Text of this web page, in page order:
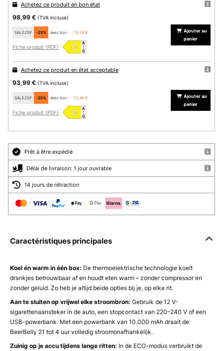
Achetez ce produit en bon état
98,99 € (TVA incluse)
SALE25P -25% Avec bon : 74,24 €
Fiche produit (PDF)
Ajouter au
panier
Achetez ce produit en état acceptable
93,99 € (TVA incluse)
SALE25P -25% Avec bon : 70,49 €
Fiche produit (PDF)
Ajouter au
panier
Prêt à être expédié
Délai de livraison: 1 jour ouvrable
14 jours de rétraction
Caractéristiques principales
Koel én warm in één box: De thermoelektrische technologie koelt
drankjes betrouwbaar af en houdt eten warm – zonder compressor en
zonder geluid. Zo heb je altijd beide opties bij je, op elke rit.
Aan te sluiten op vrijwel elke stroombron: Gebruik de 12 V-
sigarettenaansteker in de auto, een stopcontact van 220–240 V of een
USB-powerbank. Met een powerbank van 10.000 mAh draait de
BeerBelly 21 tot 4 uur volledig stroomonafhankelijk.
Zuinig op je accu tijdens lange ritten: In de ECO-modus verbruikt de